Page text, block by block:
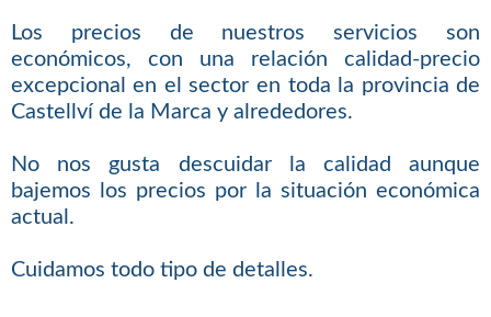
Los precios de nuestros servicios son
económicos, con una relación calidad-precio
excepcional en el sector en toda la provincia de
Castellví de la Marca y alrededores.
No nos gusta descuidar la calidad aunque
bajemos los precios por la situación económica
actual.
Cuidamos todo tipo de detalles.